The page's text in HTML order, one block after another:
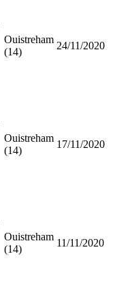
Ouistreham
(14)
24/11/2020
Ouistreham
(14)
17/11/2020
Ouistreham
(14)
11/11/2020